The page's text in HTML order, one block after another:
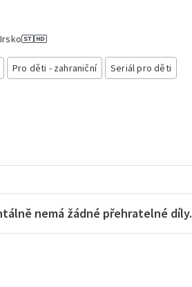
Pro děti - zahraniční Seriál pro děti
nemá žádné přehratelné díly.